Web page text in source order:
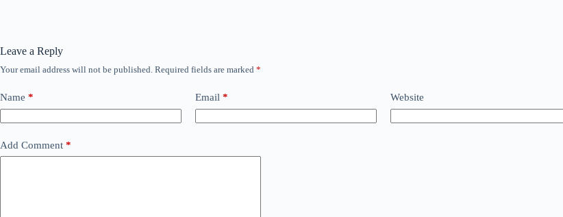
Leave a Reply
Your email address will not be published. Required fields are marked *
Name * Email * Website
Add Comment *